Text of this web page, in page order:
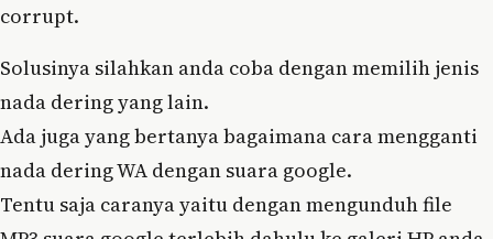
corrupt.
Solusinya silahkan anda coba dengan memilih jenis
nada dering yang lain.
Ada juga yang bertanya bagaimana cara mengganti
nada dering WA dengan suara google.
Tentu saja caranya yaitu dengan mengunduh file